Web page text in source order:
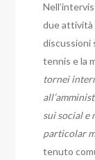
due attività
discussioni
tennis e la
tornei
sui social e
particolar
tenuto